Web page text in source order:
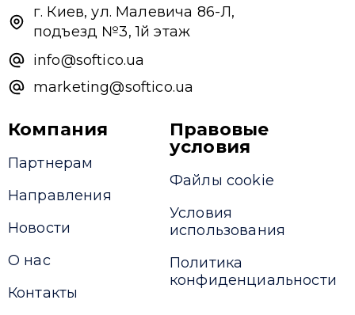
г. Киев, ул. Малевича 86-Л,
подъезд №3, 1й этаж
info@softico.ua
marketing@softico.ua
Компания
Партнерам
Направления
Новости
О нас
Контакты
Правовые
условия
Файлы cookie
Условия
использования
Политика
конфиденциальности